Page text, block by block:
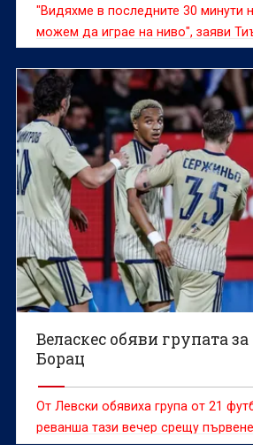
"Видяхме в последните 30 минути
можем да играе на ниво", заяви
Веласкес обяви групата
Борац
От Левски обявиха група от 21
реванша тази вечер срещу